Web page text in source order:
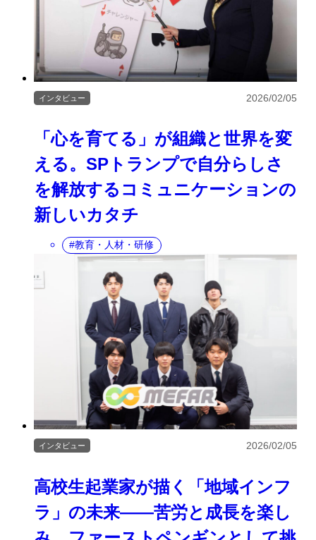
「心を育てる」が組織と世界を変
える。SPトランプで自分らしさ
を解放するコミュニケーションの
新しいカタチ
インタビュー 2026/02/05
教育・人材・研修
高校生起業家が描く「地域インフ
ラ」の未来——苦労と成長を楽し
インタビュー 2026/02/05